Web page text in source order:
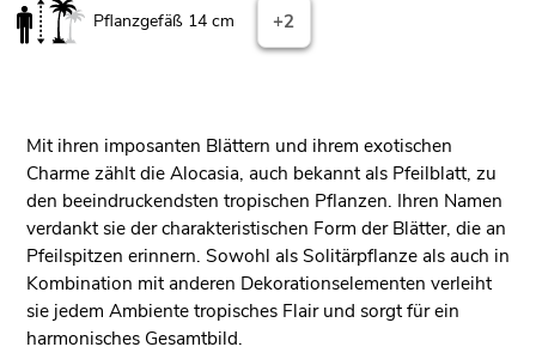
Pflanzgefäß 14 cm +2
Mit ihren imposanten Blättern und ihrem exotischen
Charme zählt die Alocasia, auch bekannt als Pfeilblatt, zu
den beeindruckendsten tropischen Pflanzen. Ihren Namen
verdankt sie der charakteristischen Form der Blätter, die an
Pfeilspitzen erinnern. Sowohl als Solitärpflanze als auch in
Kombination mit anderen Dekorationselementen verleiht
sie jedem Ambiente tropisches Flair und sorgt für ein
harmonisches Gesamtbild.